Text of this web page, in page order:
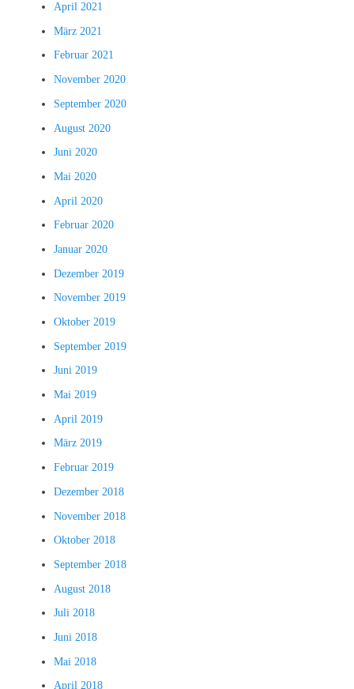
April 2021
März 2021
Februar 2021
November 2020
September 2020
August 2020
Juni 2020
Mai 2020
April 2020
Februar 2020
Januar 2020
Dezember 2019
November 2019
Oktober 2019
September 2019
Juni 2019
Mai 2019
April 2019
März 2019
Februar 2019
Dezember 2018
November 2018
Oktober 2018
September 2018
August 2018
Juli 2018
Juni 2018
Mai 2018
April 2018